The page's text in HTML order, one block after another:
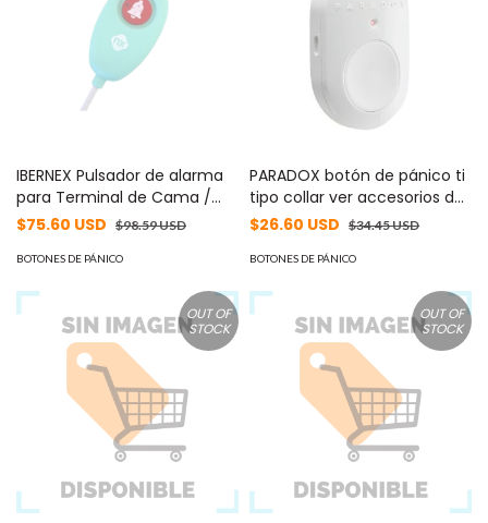
IBERNEX Pulsador de alarma
para Terminal de Cama /
Sumergible IP66 / LED de
Cable Alarma / Material
Longitud Cable 3 m MOD:
NX8809/C
$75.60 USD $98.59 USD
BOTONES DE PÁNICO
PARADOX botón de pánico ti
tipo collar ver accesorios de
montaje MOD: REM101
$26.60 USD $34.45 USD
BOTONES DE PÁNICO
OUT OF
STOCK
OUT OF
STOCK